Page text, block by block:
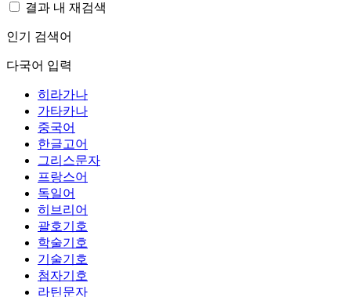
결과 내 재검색
인기 검색어
다국어 입력
히라가나
가타카나
중국어
한글고어
그리스문자
프랑스어
독일어
히브리어
괄호기호
학술기호
기술기호
첨자기호
라틴문자